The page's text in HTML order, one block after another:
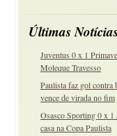
Últimas
Juventus 0 x 1
Moleque Travesso
Paulista faz gol contra
vence de virada no fim
Osasco Sporting 0 x
casa na Copa Paulista